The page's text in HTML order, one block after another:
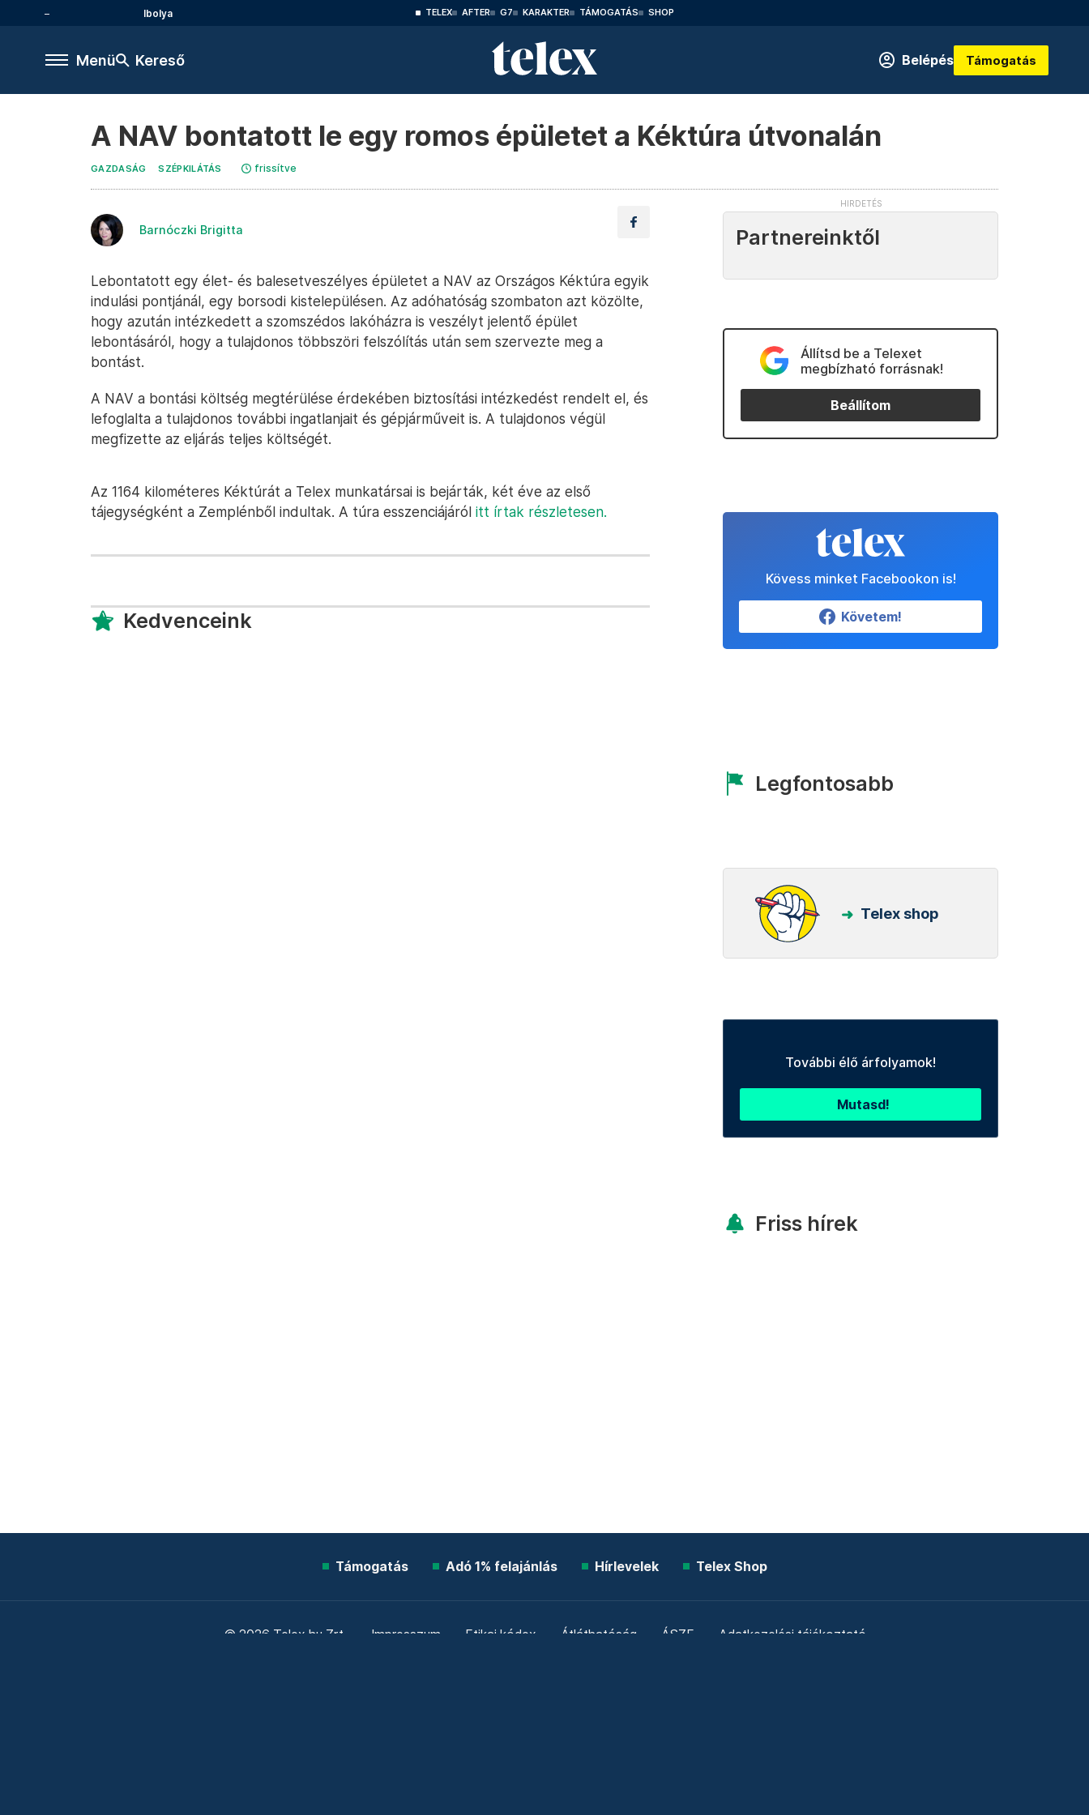
Ibolya TELEX AFTER G7 KARAKTER TÁMOGATÁS SHOP
Menü Kereső Belépés Támogatás
A NAV bontatott le egy romos épületet a Kéktúra útvonalán
GAZDASÁG SZÉPKILÁTÁS frissítve
Barnóczki Brigitta
Lebontatott egy élet- és balesetveszélyes épületet a NAV az Országos Kéktúra egyik
indulási pontjánál, egy borsodi kistelepülésen. Az adóhatóság szombaton azt közölte,
hogy azután intézkedett a szomszédos lakóházra is veszélyt jelentő épület
lebontásáról, hogy a tulajdonos többszöri felszólítás után sem szervezte meg a
bontást.
A NAV a bontási költség megtérülése érdekében biztosítási intézkedést rendelt el, és
lefoglalta a tulajdonos további ingatlanjait és gépjárműveit is. A tulajdonos végül
megfizette az eljárás teljes költségét.
Az 1164 kilométeres Kéktúrát a Telex munkatársai is bejárták, két éve az első
tájegységként a Zemplénből indultak. A túra esszenciájáról itt írtak részletesen.
Kedvenceink
Partnereinktől
Állítsd be a Telexet
megbízható forrásnak!
Beállítom
Kövess minket Facebookon is!
Követem!
Legfontosabb
Telex shop
További élő árfolyamok!
Mutasd!
Friss hírek
Támogatás Adó 1% felajánlás Hírlevelek Telex Shop
© 2026 Telex.hu Zrt. Impresszum Etikai kódex Átláthatóság ÁSZF Adatkezelési tájékoztató